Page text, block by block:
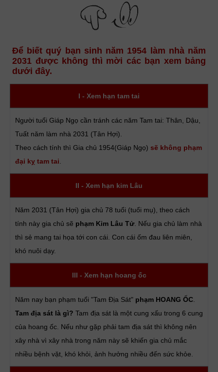
Để biết quý bạn sinh năm 1954 làm nhà năm
2031 được không thì mời các bạn xem bảng
dưới đây.
I - Xem hạn tam tai
Người tuổi Giáp Ngọ cần tránh các năm Tam tai: Thân, Dậu,
Tuất năm làm nhà 2031 (Tân Hợi).
Theo cách tính thì Gia chủ 1954(Giáp Ngọ) sẽ không phạm
đại kỵ tam tai
II - Xem hạn kim Lâu
Năm 2031 (Tân Hợi) gia chủ 78 tuổi (tuổi mụ), theo cách
tính này gia chủ sẽ phạm Kim Lâu Tử . Nếu gia chủ làm nhà
thì sẻ mang tai họa tới con cái. Con cái ốm đau liên miên,
khó nuôi dạy.
III - Xem hạn hoang ốc
Năm nay bạn phạm tuổi "Tam Địa Sát" phạm HOANG ỐC
Tam địa sát là gì? Tam địa sát là một cung xấu trong 6 cung
của hoang ốc. Nếu như gặp phải tam địa sát thì không nên
xây nhà vì xây nhà trong năm này sẽ khiến gia chủ mắc
nhiều bệnh vặt, khó khỏi, ảnh hưởng nhiều đến sức khỏe.